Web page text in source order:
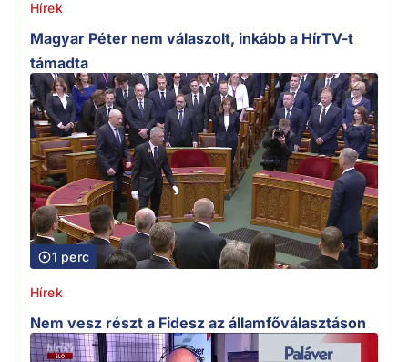
Hírek
Magyar Péter nem válaszolt, inkább a HírTV-t
támadta
1 perc
Hírek
Nem vesz részt a Fidesz az államfőválasztáson